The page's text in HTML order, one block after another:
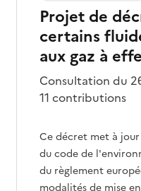
Projet de
certains
aux gaz à
Consultation du
11 contributions
Ce décret met à
du code de
du règlement
modalités de mise